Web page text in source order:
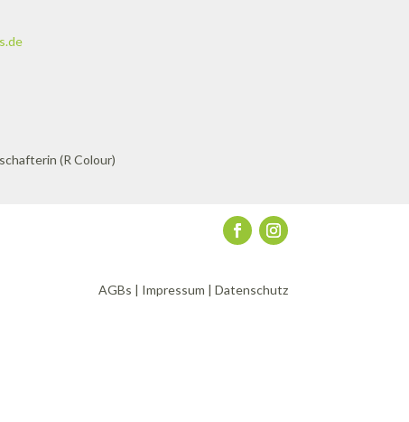
AGBs | Impressum | Datenschutz